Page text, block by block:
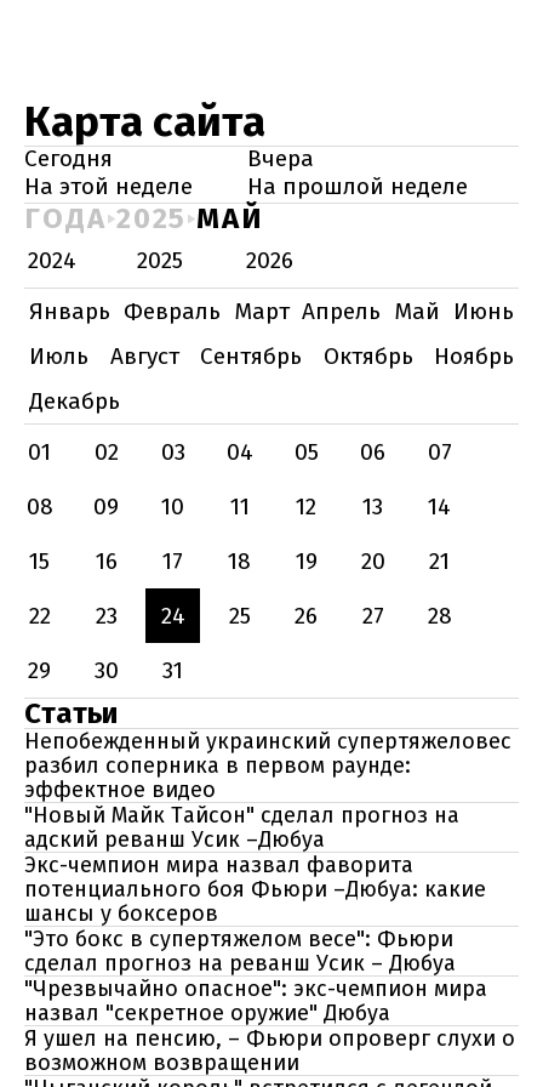
Карта сайта
Сегодня
Вчера
На этой неделе
На прошлой неделе
ГОДА 2025 МАЙ
2024 2025
2026
Январь Февраль Март Апрель Май
Июнь
Июль
Август Сентябрь Октябрь
Ноябрь
Декабрь
01
02 03 04 05 06
07
08
09 10 11 12 13
14
15
16 17 18 19 20
21
22
23 24 25 26 27
28
29
30 31
Статьи
Непобежденный украинский супертяжеловес
разбил соперника в первом раунде:
эффектное видео
"Новый Майк Тайсон" сделал прогноз на
адский реванш Усик –Дюбуа
Экс-чемпион мира назвал фаворита
потенциального боя Фьюри –Дюбуа: какие
шансы у боксеров
"Это бокс в супертяжелом весе": Фьюри
сделал прогноз на реванш Усик – Дюбуа
"Чрезвычайно опасное": экс-чемпион мира
назвал "секретное оружие" Дюбуа
Я ушел на пенсию, – Фьюри опроверг слухи о
возможном возвращении